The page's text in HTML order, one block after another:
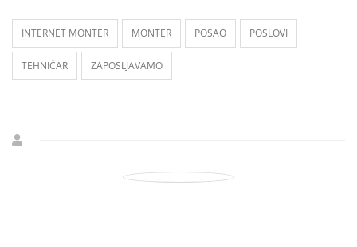
INTERNET MONTER MONTER POSAO POSLOVI
TEHNIČAR ZAPOSLJAVAMO